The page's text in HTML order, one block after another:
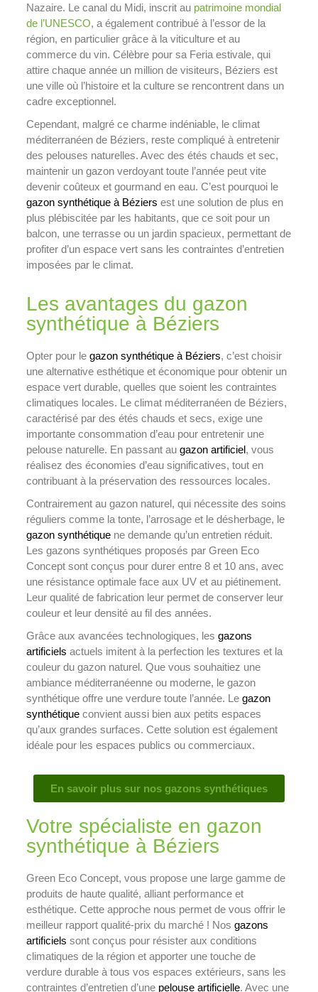
Nazaire. Le canal du Midi, inscrit au patrimoine mondial
de l’UNESCO, a également contribué à l’essor de la
région, en particulier grâce à la viticulture et au
commerce du vin. Célèbre pour sa Feria estivale, qui
attire chaque année un million de visiteurs, Béziers est
une ville où l’histoire et la culture se rencontrent dans un
cadre exceptionnel.
Cependant, malgré ce charme indéniable, le climat
méditerranéen de Béziers, reste compliqué à entretenir
des pelouses naturelles. Avec des étés chauds et sec,
maintenir un gazon verdoyant toute l’année peut vite
devenir coûteux et gourmand en eau. C’est pourquoi le
gazon synthétique à Béziers est une solution de plus en
plus plébiscitée par les habitants, que ce soit pour un
balcon, une terrasse ou un jardin spacieux, permettant de
profiter d’un espace vert sans les contraintes d’entretien
imposées par le climat.
Les avantages du gazon
synthétique à Béziers
Opter pour le gazon synthétique à Béziers, c’est choisir
une alternative esthétique et économique pour obtenir un
espace vert durable, quelles que soient les contraintes
climatiques locales. Le climat méditerranéen de Béziers,
caractérisé par des étés chauds et secs, exige une
importante consommation d’eau pour entretenir une
pelouse naturelle. En passant au gazon artificiel, vous
réalisez des économies d’eau significatives, tout en
contribuant à la préservation des ressources locales.
Contrairement au gazon naturel, qui nécessite des soins
réguliers comme la tonte, l’arrosage et le désherbage, le
gazon synthétiquene demande qu’un entretien réduit.
Les gazons synthétiques proposés par Green Eco
Concept sont conçus pour durer entre 8 et 10 ans, avec
une résistance optimale face aux UV et au piétinement.
Leur qualité de fabrication leur permet de conserver leur
couleur et leur densité au fil des années.
Grâce aux avancées technologiques, les gazons
artificiels actuels imitent à la perfection les textures et la
couleur du gazon naturel. Que vous souhaitiez une
ambiance méditerranéenne ou moderne, le gazon
synthétique offre une verdure toute l’année. Le gazon
synthétiqueconvient aussi bien aux petits espaces
qu’aux grandes surfaces. Cette solution est également
idéale pour les espaces publics ou commerciaux.
En savoir plus sur nos gazons synthétiques
Votre spécialiste en gazon
synthétique à Béziers
Green Eco Concept, vous propose une large gamme de
produits de haute qualité, alliant performance et
esthétique. Cette approche nous permet de vous offrir le
meilleur rapport qualité-prix du marché ! Nos gazons
artificiels sont conçus pour résister aux conditions
climatiques de la région et apporter une touche de
verdure durable à tous vos espaces extérieurs, sans les
contraintes d’entretien d’une pelouse artificielle. Avec une